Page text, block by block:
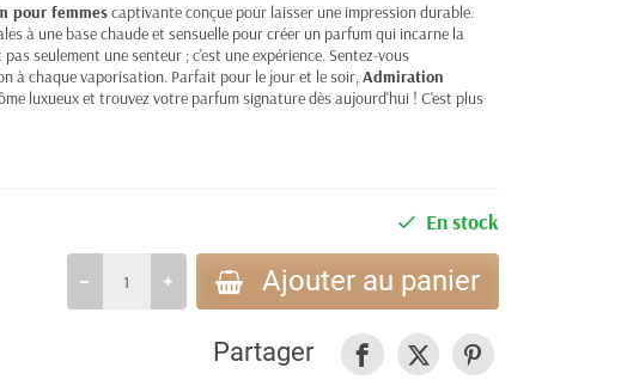
pour femmescaptivante conçue pour laisser une impression durable.
à une base chaude et sensuelle pour créer un parfum qui incarne la
seulement une senteur ; c'est une expérience. Sentez-vous
à chaque vaporisation. Parfait pour le jour et le soir,Admiration
luxueux et trouvez votre parfum signature dès aujourd'hui ! C'est plus
En stock
Ajouter au panier
Partager